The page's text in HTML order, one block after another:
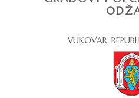
VUKOVAR,